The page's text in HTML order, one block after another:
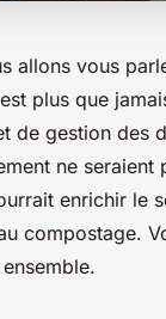
allons vous
plus que
de gestion des
ne seraient
enrichir le
compostage.